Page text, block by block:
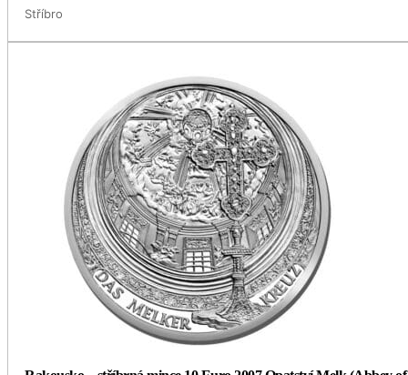
Stříbro